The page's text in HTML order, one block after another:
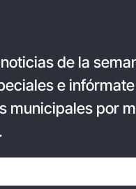
de la
e
municipales por